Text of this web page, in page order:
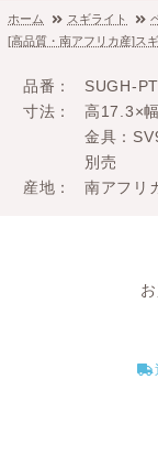
ホーム スギライト
[高品質・南アフリカ産]ス
品番
SUGH-
寸法
高17.3×
金具：
別売
産地
南アフリ